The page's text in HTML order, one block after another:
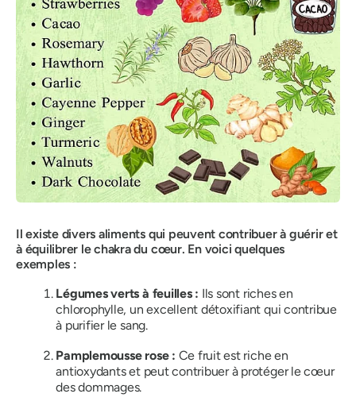
Il existe divers aliments qui peuvent contribuer à guérir et
à équilibrer le chakra du cœur. En voici quelques
exemples :
Légumes verts à feuilles : Ils sont riches en
chlorophylle, un excellent détoxifiant qui contribue
à purifier le sang.
Pamplemousse rose : Ce fruit est riche en
antioxydants et peut contribuer à protéger le cœur
des dommages.